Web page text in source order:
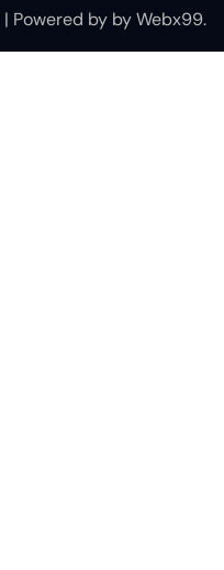
| Powered by byWebx99.